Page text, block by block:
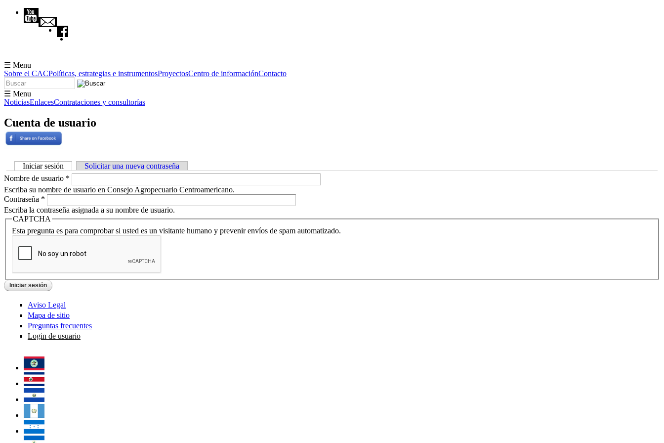
Pasar al contenido principal
☰ Menu
Sobre el CACPolíticas, estrategias e instrumentosProyectosCentro de informaciónContacto
Formulario de búsqueda
Buscar
☰ Menu
NoticiasEnlacesContrataciones y consultorías
Cuenta de usuario
Solapas principales
Iniciar sesión (solapa activa)
Solicitar una nueva contraseña
Nombre de usuario *
Escriba su nombre de usuario en Consejo Agropecuario Centroamericano.
Contraseña *
Escriba la contraseña asignada a su nombre de usuario.
CAPTCHA
Esta pregunta es para comprobar si usted es un visitante humano y prevenir envíos de spam automatizado.
Aviso Legal
Mapa de sitio
Preguntas frecuentes
Login de usuario